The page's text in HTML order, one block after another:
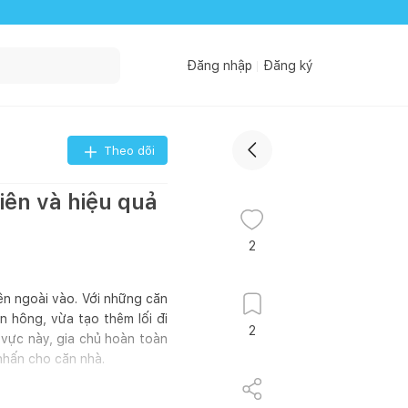
Đăng nhập Đăng ký
Theo dõi
và hiệu quả
ngoài vào. Với những căn
hông, vừa tạo thêm lối đi
này, gia chủ hoàn toàn
cho căn nhà.
2
2